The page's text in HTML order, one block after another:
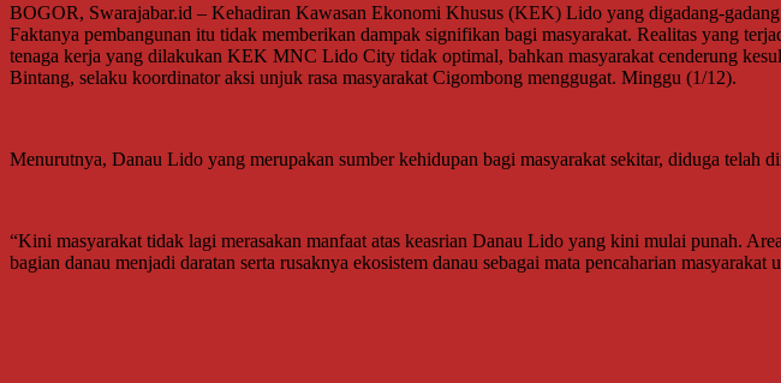
BOGOR, Swarajabar.id – Kehadiran Kawasan Ekonomi Khusus (KEK) Lido yang digadang-
Faktanya pembangunan itu tidak memberikan dampak signifikan bagi masyarakat. Realitas yang
tenaga kerja yang dilakukan KEK MNC Lido City tidak optimal, bahkan masyarakat cenderung
Bintang, selaku koordinator aksi unjuk rasa masyarakat Cigombong menggugat. Minggu (1/12).
Menurutnya, Danau Lido yang merupakan sumber kehidupan bagi masyarakat sekitar, diduga
“Kini masyarakat tidak lagi merasakan manfaat atas keasrian Danau Lido yang kini mulai punah.
bagian danau menjadi daratan serta rusaknya ekosistem danau sebagai mata pencaharian